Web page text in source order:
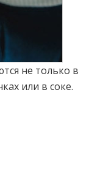
не только в
или в соке.